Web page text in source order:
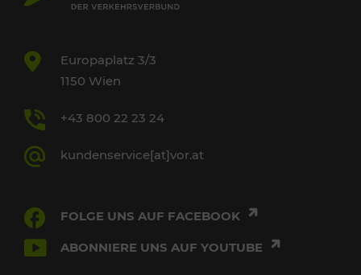
Europaplatz 3/3
1150 Wien
+43 800 22 23 24
kundenservice[at]vor.at
FOLGE UNS AUF FACEBOOK
ABONNIERE UNS AUF YOUTUBE